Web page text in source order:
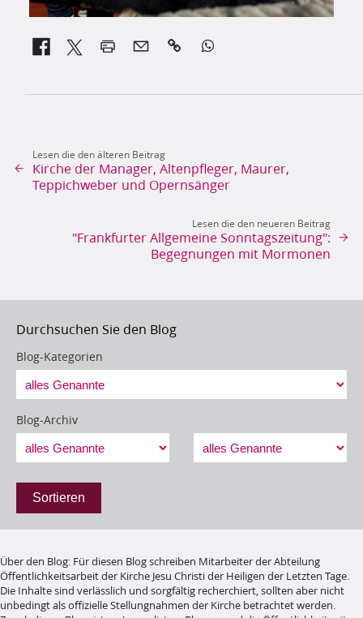
 
Lesen die den älteren Beitrag
Kirche der Manager, Altenpfleger, Maurer,
Teppichweber und Opernsänger
Lesen die den neueren Beitrag
"Frankfurter Allgemeine Sonntagszeitung":
Begegnungen mit Mormonen
Durchsuchen Sie den Blog
Blog-Kategorien
Blog-Archiv
Sortieren
Über den Blog: Für diesen Blog schreiben Mitarbeiter der Abteilung
Öffentlichkeitsarbeit der Kirche Jesu Christi der Heiligen der Letzten Tage.
Die Inhalte sind verlässlich und sorgfältig recherchiert, sollten aber nicht
unbedingt als offizielle Stellungnahmen der Kirche betrachtet werden.